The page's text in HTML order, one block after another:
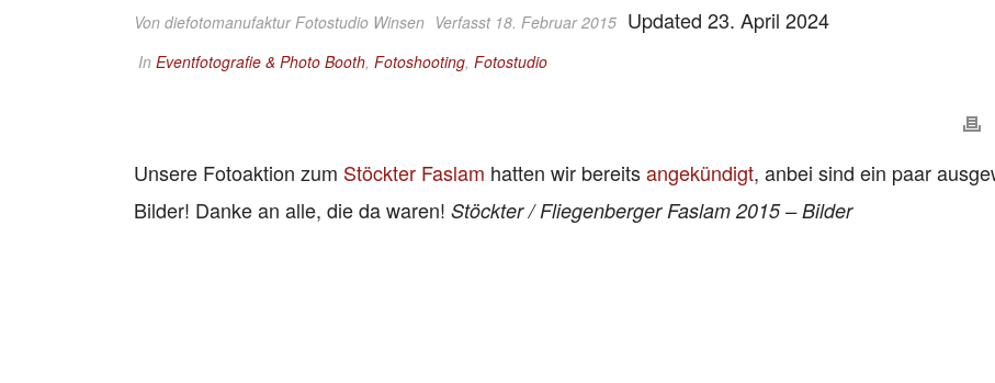
Von diefotomanufaktur Fotostudio Winsen Verfasst 18. Februar 2015 Updated 23. April 2024
In Eventfotografie & Photo Booth, Fotoshooting, Fotostudio
Unsere Fotoaktion zum Stöckter Faslam hatten wir bereitsangekündigt, anbei sind ein paar
Bilder! Danke an alle, die da waren! Stöckter / Fliegenberger Faslam 2015 – Bilder